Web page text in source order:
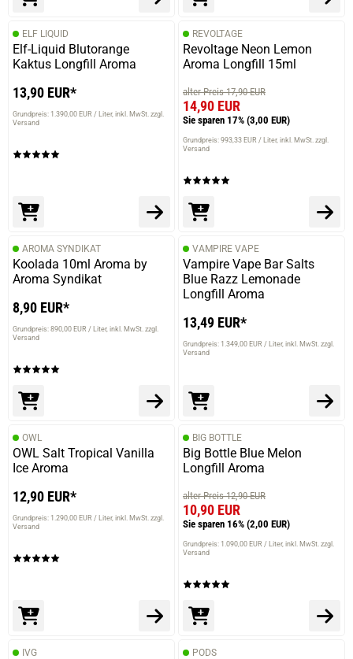
ELF LIQUID
Elf-Liquid Blutorange
Kaktus Longfill Aroma
13,90 EUR*
Grundpreis: 1.390,00 EUR / Liter inkl. MwSt. zzgl.
Versand
REVOLTAGE
Revoltage Neon Lemon
Aroma Longfill 15ml
alter Preis 17,90 EUR
14,90 EUR
Sie sparen 17% (3,00 EUR)
Grundpreis: 993,33 EUR / Liter inkl. MwSt. zzgl.
Versand
AROMA SYNDIKAT
Koolada 10ml Aroma by
Aroma Syndikat
8,90 EUR*
Grundpreis: 890,00 EUR / Liter inkl. MwSt. zzgl.
Versand
VAMPIRE VAPE
Vampire Vape Bar Salts
Blue Razz Lemonade
Longfill Aroma
13,49 EUR*
Grundpreis: 1.349,00 EUR / Liter inkl. MwSt. zzgl.
Versand
OWL
OWL Salt Tropical Vanilla
Ice Aroma
12,90 EUR*
Grundpreis: 1.290,00 EUR / Liter inkl. MwSt. zzgl.
Versand
BIG BOTTLE
Big Bottle Blue Melon
Longfill Aroma
alter Preis 12,90 EUR
10,90 EUR
Sie sparen 16% (2,00 EUR)
Grundpreis: 1.090,00 EUR / Liter inkl. MwSt. zzgl.
Versand
IVG PODS